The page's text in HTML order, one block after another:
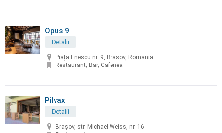
Opus 9
Detalii
Piața Enescu nr. 9, Brasov, Romania
Restaurant, Bar, Cafenea
Pilvax
Detalii
Brașov, str. Michael Weiss, nr. 16